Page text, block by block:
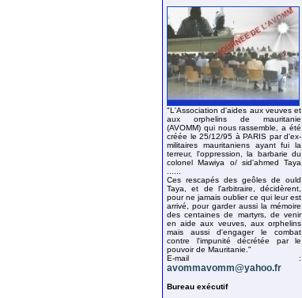
"L'Association d'aides aux veuves et
aux orphelins de mauritanie
(AVOMM) qui nous rassemble, a été
créée le 25/12/95 à PARIS par d'ex-
militaires mauritaniens ayant fui la
terreur, l'oppression, la barbarie du
colonel Mawiya o/ sid'ahmed Taya
Ces rescapés des geôles de ould
Taya, et de l'arbitraire, décidèrent,
pour ne jamais oublier ce qui leur est
arrivé, pour garder aussi la mémoire
des centaines de martyrs, de venir
en aide aux veuves, aux orphelins
mais aussi d'engager le combat
contre l'impunité décrétée par le
pouvoir de Mauritanie."
E-mail :
avommavomm@yahoo.fr
Bureau exécutif